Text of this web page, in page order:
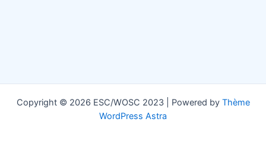
Copyright © 2026 ESC/WOSC 2023 | Powered by Thème
WordPress Astra